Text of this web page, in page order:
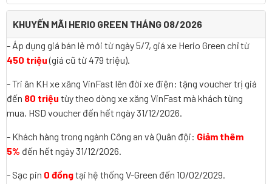
KHUYẾN MÃI HERIO GREEN THÁNG 08/2026
- Áp dụng giá bán lẻ mới từ ngày 5/7, giá xe Herio Green chỉ từ
450 triệu(giá cũ từ 479 triệu).
- Tri ân KH xe xăng VinFast lên đời xe điện: tặng voucher trị giá
đến 80 triệu tùy theo dòng xe xăng VinFast mà khách từng
mua, HSD voucher đến hết ngày 31/12/2026.
- Khách hàng trong ngành Công an và Quân đội: Giảm thêm
5% đến hết ngày 31/12/2026.
- Sạc pin 0 đồngtại hệ thống V-Green đến 10/02/2029.